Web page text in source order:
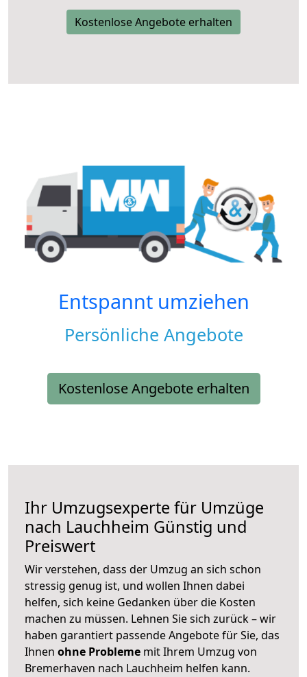
Kostenlose Angebote erhalten
Entspannt umziehen
Persönliche Angebote
Kostenlose Angebote erhalten
Ihr Umzugsexperte für Umzüge
nach Lauchheim Günstig und
Preiswert
Wir verstehen, dass der Umzug an sich schon
stressig genug ist, und wollen Ihnen dabei
helfen, sich keine Gedanken über die Kosten
machen zu müssen. Lehnen Sie sich zurück – wir
haben garantiert passende Angebote für Sie, das
Ihnen ohne Probleme mit Ihrem Umzug von
Bremerhaven nach Lauchheim helfen kann.